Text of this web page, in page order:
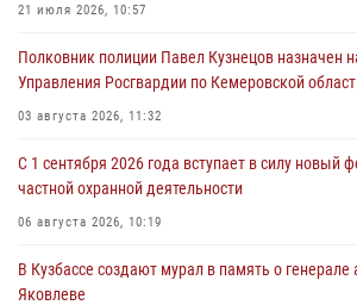
06 августа 2026, 09:18
Росгвардейцы задержали мужчину,
горожанки
06 августа 2026, 08:17
Росгвардейцы пресекли противоправные
новокузнечанку от агрессивного знакомого
06 августа 2026, 07:16
21 июля 2026, 10:57
Полковник полиции Павел Кузнецов назначен
Управления Росгвардии по Кемеровской
03 августа 2026, 11:32
С 1 сентября 2026 года вступает в силу новый
частной охранной деятельности
06 августа 2026, 10:19
В Кузбассе создают мурал в память о
Яковлеве